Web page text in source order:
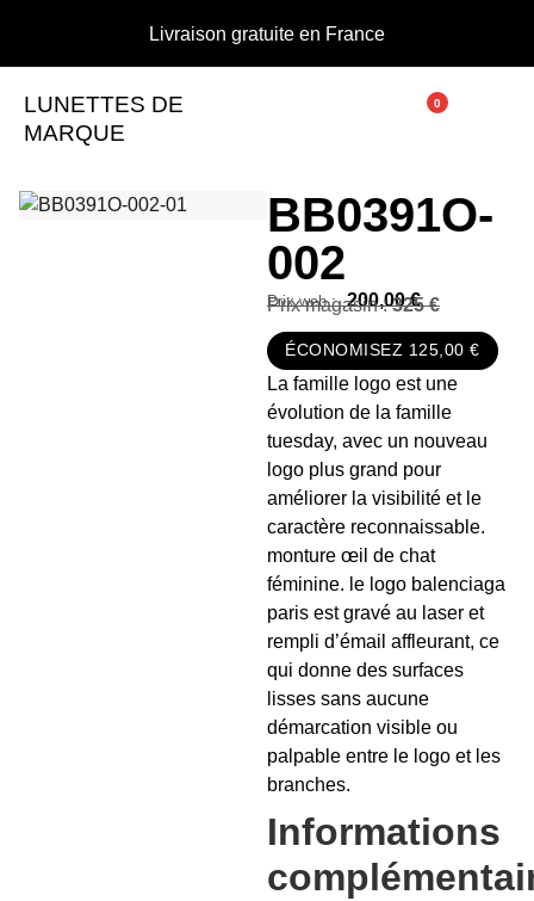
Livraison gratuite en France
LUNETTES DE
MARQUE
0
BB0391O-
002
200,00€
Prix magasin :325 €
ÉCONOMISEZ 125,00 €
La famille logo est une
évolution de la famille
tuesday, avec un nouveau
logo plus grand pour
améliorer la visibilité et le
caractère reconnaissable.
monture œil de chat
féminine. le logo balenciaga
paris est gravé au laser et
rempli d’émail affleurant, ce
qui donne des surfaces
lisses sans aucune
démarcation visible ou
palpable entre le logo et les
branches.
Informations